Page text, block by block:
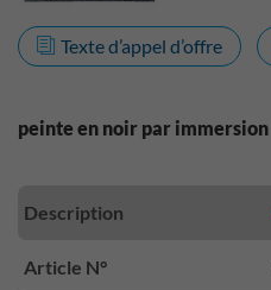
Texte d’appel d’offre
peinte en noir par immersion
Description
Article N°